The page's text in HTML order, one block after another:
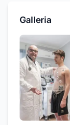
Galleria